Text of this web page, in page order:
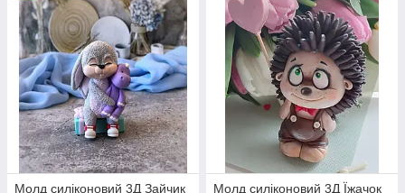
Молд силіконовий 3Д Зайчик Молд силіконовий 3Д Їжачок